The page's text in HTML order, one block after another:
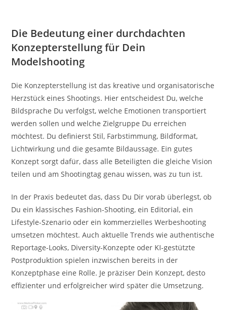
Die Bedeutung einer durchdachten
Konzepterstellung für Dein
Modelshooting
Die Konzepterstellung ist das kreative und organisatorische
Herzstück eines Shootings. Hier entscheidest Du, welche
Bildsprache Du verfolgst, welche Emotionen transportiert
werden sollen und welche Zielgruppe Du erreichen
möchtest. Du definierst Stil, Farbstimmung, Bildformat,
Lichtwirkung und die gesamte Bildaussage. Ein gutes
Konzept sorgt dafür, dass alle Beteiligten die gleiche Vision
teilen und am Shootingtag genau wissen, was zu tun ist.
In der Praxis bedeutet das, dass Du Dir vorab überlegst, ob
Du ein klassisches Fashion-Shooting, ein Editorial, ein
Lifestyle-Szenario oder ein kommerzielles Werbeshooting
umsetzen möchtest. Auch aktuelle Trends wie authentische
Reportage-Looks, Diversity-Konzepte oder KI-gestützte
Postproduktion spielen inzwischen bereits in der
Konzeptphase eine Rolle. Je präziser Dein Konzept, desto
effizienter und erfolgreicher wird später die Umsetzung.